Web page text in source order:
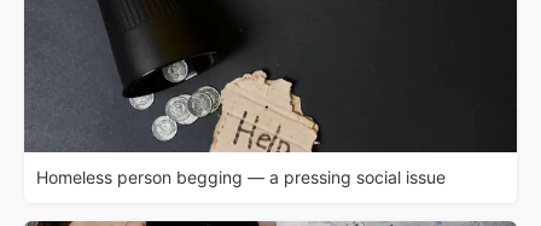
Homeless person begging — a pressing social issue